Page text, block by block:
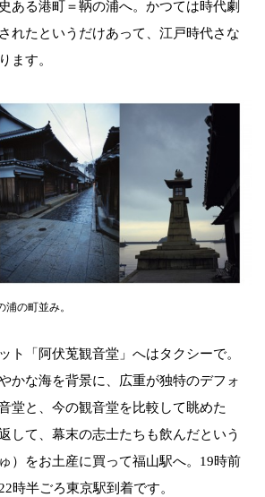
ある港町＝鞆の浦へ。かつては時代劇
れたというだけあって、江戸時代さな
ます。
の町並み。
ト「阿伏莵観音堂」へはタクシーで。
かな海を背景に、広重が独特のデフォ
堂と、今の観音堂を比較して眺めた
して、幕末の志士たちも飲んだという
）をお土産に買って福山駅へ。19時前
時半ごろ東京駅到着です。